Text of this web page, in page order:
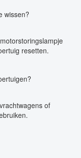
wissen?
resetten.
of